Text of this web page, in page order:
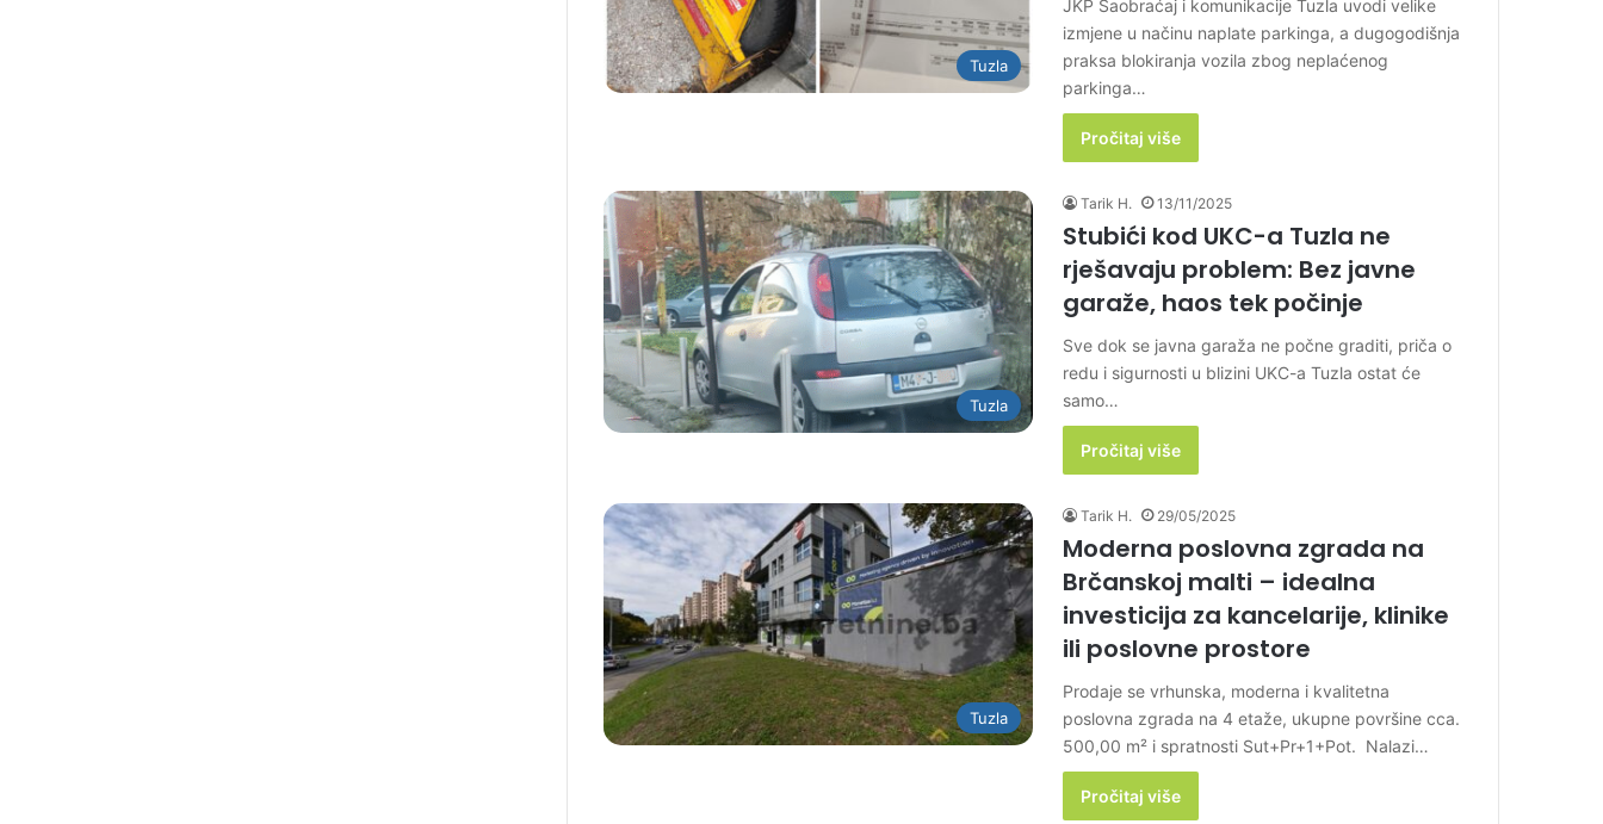
Tuzla
JKP Saobraćaj i komunikacije Tuzla uvodi velike
izmjene u načinu naplate parkinga, a dugogodišnja
praksa blokiranja vozila zbog neplaćenog
parkinga…
Pročitaj više
Tuzla
Tarik H. 13/11/2025
Stubići kod UKC-a Tuzla ne
rješavaju problem: Bez javne
garaže, haos tek počinje
Sve dok se javna garaža ne počne graditi, priča o
redu i sigurnosti u blizini UKC-a Tuzla ostat će
samo…
Pročitaj više
Tuzla
Tarik H. 29/05/2025
Moderna poslovna zgrada na
Brčanskoj malti – idealna
investicija za kancelarije, klinike
ili poslovne prostore
Prodaje se vrhunska, moderna i kvalitetna
poslovna zgrada na 4 etaže, ukupne površine cca.
500,00 m² i spratnosti Sut+Pr+1+Pot. Nalazi…
Pročitaj više